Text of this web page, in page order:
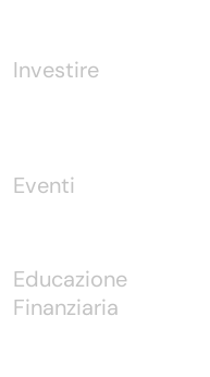
Investire
Eventi
Educazione
Finanziaria